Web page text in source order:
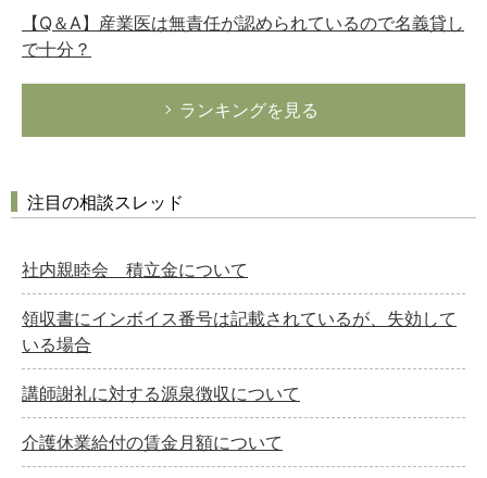
【Q＆A】産業医は無責任が認められているので名義貸し
で十分？
ランキングを見る
注目の相談スレッド
社内親睦会 積立金について
領収書にインボイス番号は記載されているが、失効して
いる場合
講師謝礼に対する源泉徴収について
介護休業給付の賃金月額について